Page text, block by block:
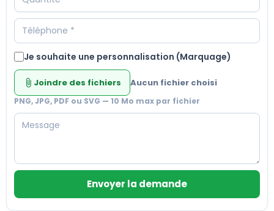
Je souhaite une personnalisation (Marquage)
attach_file Joindre des fichiers Aucun fichier choisi
PNG, JPG, PDF ou SVG — 10 Mo max par fichier
Envoyer la demande